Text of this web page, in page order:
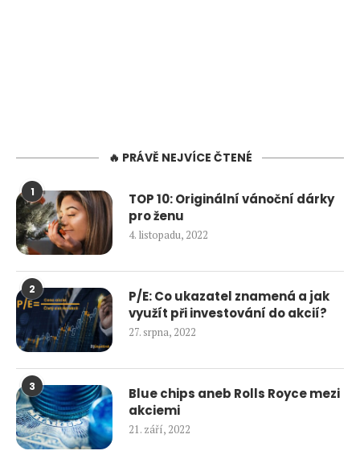
🔥 PRÁVĚ NEJVÍCE ČTENÉ
1
TOP 10: Originální vánoční dárky
pro ženu
4. listopadu, 2022
2
P/E: Co ukazatel znamená a jak
využít při investování do akcií?
27. srpna, 2022
3
Blue chips aneb Rolls Royce mezi
akciemi
21. září, 2022